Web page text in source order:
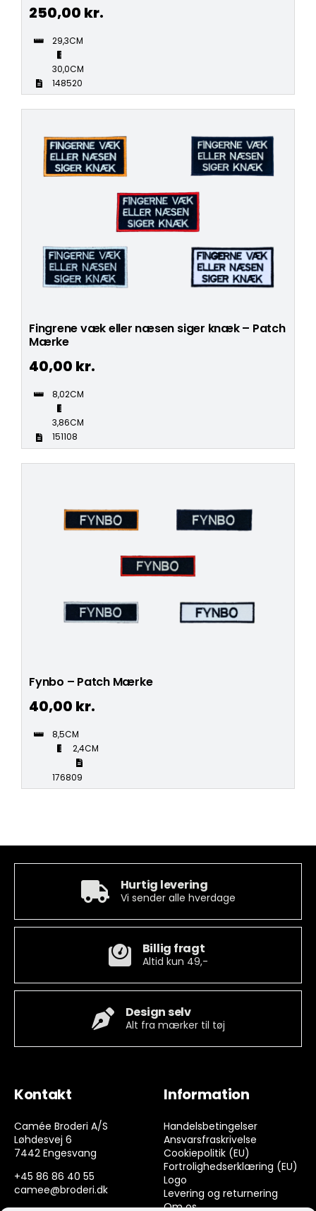
250,00 kr.
29,3CM
30,0CM
148520
Fingrene væk eller næsen siger knæk – Patch
Mærke
40,00 kr.
8,02CM
3,86CM
151108
Fynbo – Patch Mærke
40,00 kr.
8,5CM
2,4CM
176809
Hurtig levering
Vi sender alle hverdage
Billig fragt
Altid kun 49,-
Design selv
Alt fra mærker til tøj
Kontakt
Camée Broderi A/S
Løhdesvej 6
7442 Engesvang
+45 86 86 40 55
camee@broderi.dk
Information
Handelsbetingelser
Ansvarsfraskrivelse
Cookiepolitik (EU)
Fortrolighedserklæring (EU)
Logo
Levering og returnering
Om os